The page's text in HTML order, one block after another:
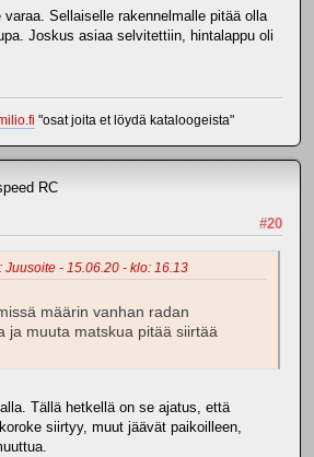
varaa. Sellaiselle rakennelmalle pitää olla
Joskus asiaa selvitettiin, hintalappu oli
"osat joita et löydä kataloogeista"
RC
#20
Juusoite - 15.06.20 - klo: 16.13
määrin vanhan radan
ja muuta matskua pitää siirtää
Tällä hetkellä on se ajatus, että
siirtyy, muut jäävät paikoilleen,